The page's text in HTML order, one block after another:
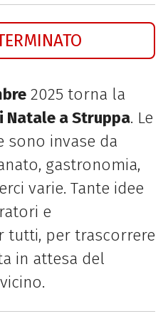
2025 torna la
Natale a Struppa. Le
sono invase da
gastronomia,
varie. Tante idee
e
tutti, per trascorrere
in attesa del